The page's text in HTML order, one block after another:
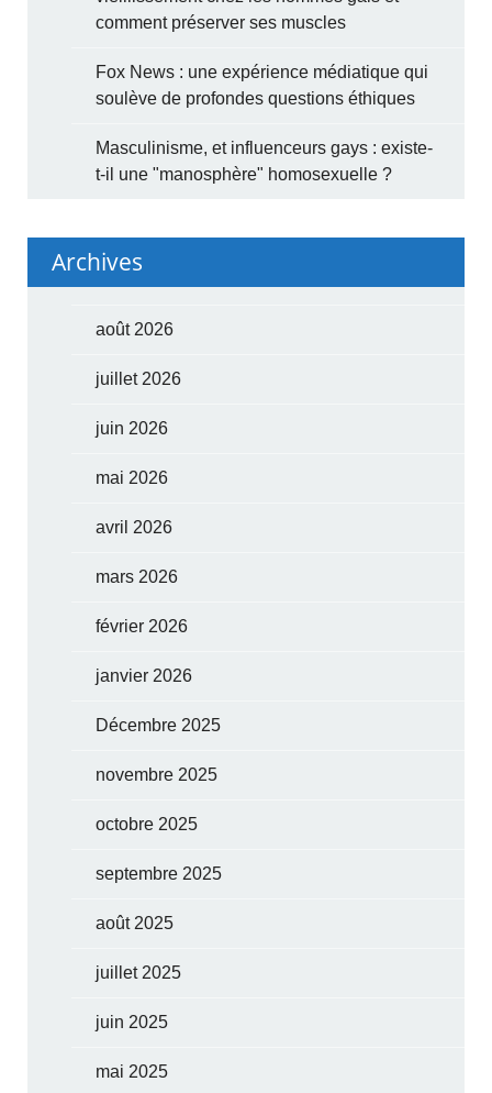
comment préserver ses muscles
Fox News : une expérience médiatique qui
soulève de profondes questions éthiques
Masculinisme, et influenceurs gays : existe-
t-il une "manosphère" homosexuelle ?
Archives
août 2026
juillet 2026
juin 2026
mai 2026
avril 2026
mars 2026
février 2026
janvier 2026
Décembre 2025
novembre 2025
octobre 2025
septembre 2025
août 2025
juillet 2025
juin 2025
mai 2025